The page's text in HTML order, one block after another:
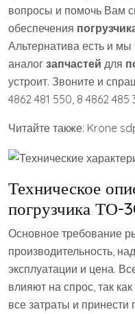
вопросы и помочь Вам
обеспечения
Альтернатива есть и
аналог запчастей для
устроит. Звоните и
4862 481 550, 8 4862 485
Читайте также: Krone
Техническое
погрузчика ТО-
Основное требование
производительность,
эксплуатации и цена.
влияют на спрос, так
все затраты и